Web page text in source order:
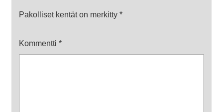
Pakolliset kentät on merkitty *
Kommentti *